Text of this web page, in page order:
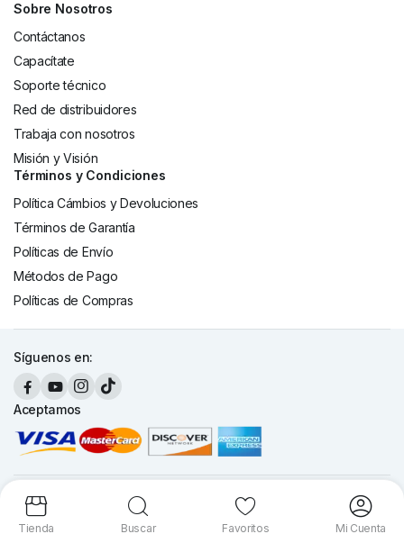
Sobre Nosotros
Contáctanos
Capacítate
Soporte técnico
Red de distribuidores
Trabaja con nosotros
Misión y Visión
Términos y Condiciones
Política Cámbios y Devoluciones
Términos de Garantía
Políticas de Envío
Métodos de Pago
Políticas de Compras
Síguenos en:
Aceptamos
Copyright 2026 © Cronte Technology S.A. Todos los derechos
reservados.
Tienda Buscar Favoritos Mi Cuenta